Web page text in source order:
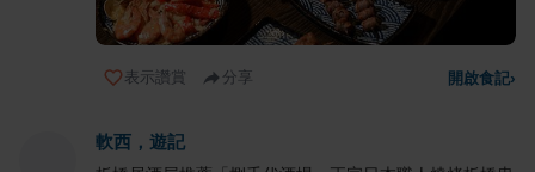
表示讚賞 分享 開啟食記›
軟西，遊記